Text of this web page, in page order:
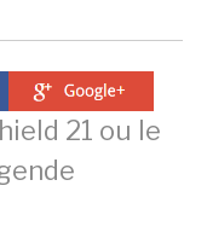
21 ou le